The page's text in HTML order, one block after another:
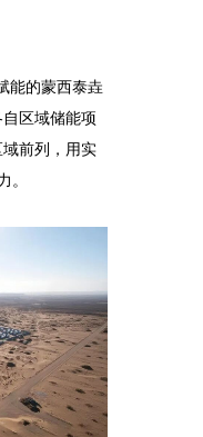
能的蒙西泰垚
区域储能项
前列，用实
。